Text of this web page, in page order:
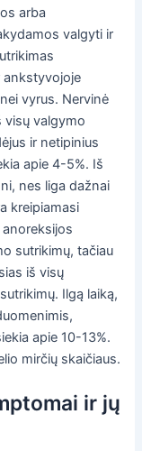
arba
valgyti ir
ankstyvojoje
vyrus. Nervinė
visų valgymo
ir netipinius
apie 4-5%. Iš
nes liga dažnai
kreipiamasi
sutrikimų, tačiau
iš visų
Ilgą laiką,
apie 10-13%.
mirčių skaičiaus.
ir jų